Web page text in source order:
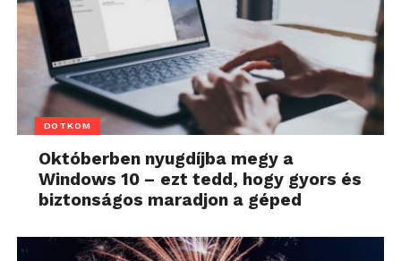
DOTKOM
Októberben nyugdíjba megy a
Windows 10 – ezt tedd, hogy gyors és
biztonságos maradjon a géped